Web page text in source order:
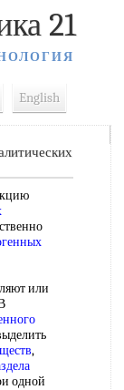
21
English
или
,
одной